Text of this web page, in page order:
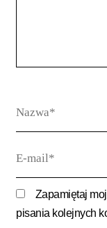
mail*
Zapamiętaj
pisania kolejnych